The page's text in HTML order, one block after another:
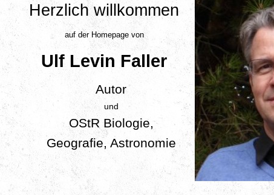
Herzlich willkommen
auf der Homepage von
Ulf Levin Faller
Autor
und
OStR Biologie,
Geografie, Astronomie